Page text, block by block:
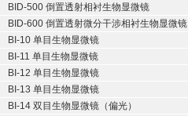
BID-500 倒置透射相衬生物显微镜
BID-600 倒置透射微分干涉相衬生物显微镜
BI-10 单目生物显微镜
BI-11 单目生物显微镜
BI-12 单目生物显微镜
BI-13 单目生物显微镜
BI-14 双目生物显微镜（偏光）